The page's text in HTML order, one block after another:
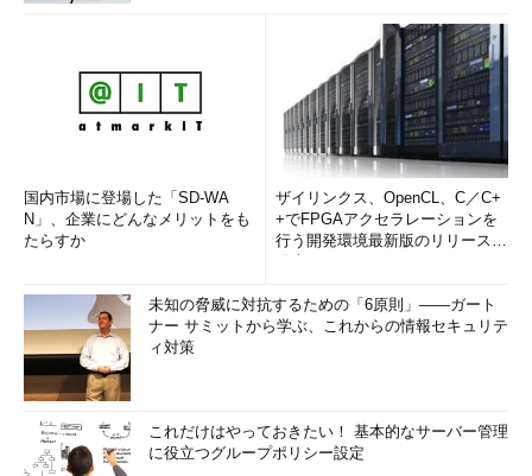
国内市場に登場した「SD-WA
N」、企業にどんなメリットをも
たらすか
ザイリンクス、OpenCL、C／C+
+でFPGAアクセラレーションを
行う開発環境最新版のリリースを
未知の脅威に対抗するための「6原則」――ガート
ナー サミットから学ぶ、これからの情報セキュリテ
ィ対策
これだけはやっておきたい！ 基本的なサーバー管理
に役立つグループポリシー設定